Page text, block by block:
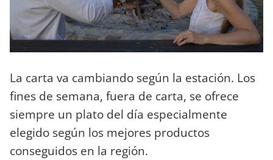
La carta va cambiando según la estación. Los
fines de semana, fuera de carta, se ofrece
siempre un plato del día especialmente
elegido según los mejores productos
conseguidos en la región.